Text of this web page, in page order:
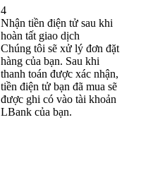
4
Nhận tiền điện tử sau khi
hoàn tất giao dịch
Chúng tôi sẽ xử lý đơn đặt
hàng của bạn. Sau khi
thanh toán được xác nhận,
tiền điện tử bạn đã mua sẽ
được ghi có vào tài khoản
LBank của bạn.